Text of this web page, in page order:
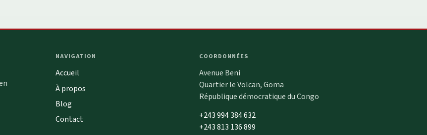
NAVIGATION
Accueil
À propos
Blog
Contact
COORDONNÉES
Avenue Beni
Quartier le Volcan, Goma
République démocratique du Congo
+243 994 384 632
+243 813 136 899